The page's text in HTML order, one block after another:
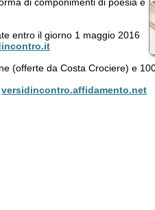
1 maggio 2016
Costa Crociere) e 100 CD deiWeFly